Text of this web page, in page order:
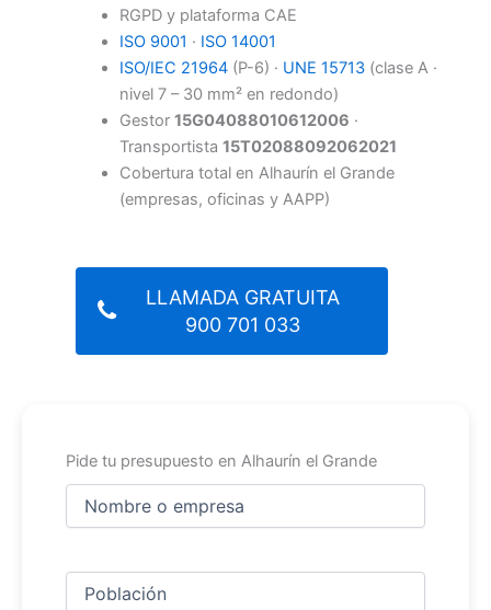
RGPD y plataforma CAE
ISO 9001 · ISO 14001
ISO/IEC 21964(P-6) · UNE 15713(clase A ·
nivel 7 – 30 mm² en redondo)
Gestor 15G04088010612006 ·
Transportista 15T02088092062021
Cobertura total en Alhaurín el Grande
(empresas, oficinas y AAPP)
LLAMADA GRATUITA
900 701 033
Pide tu presupuesto en Alhaurín el Grande
Nombre
Ciudad